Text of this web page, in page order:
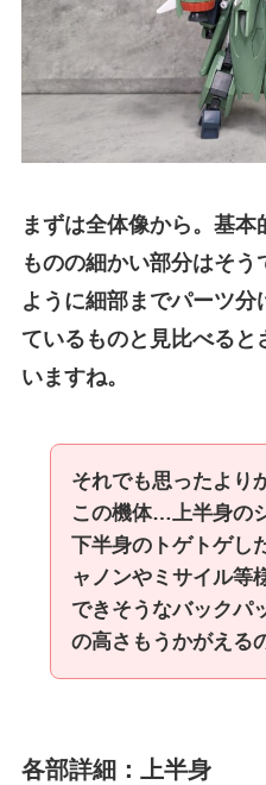
まずは全体像から。基
ものの細かい部分はそ
ように細部までパーツ
ているものと見比べると
いますね。
それでも思ったより
この機体…上半身の
下半身のトゲトゲし
ャノンやミサイル等
できそうなバックパ
の高さもうかがえる
各部詳細：上半身